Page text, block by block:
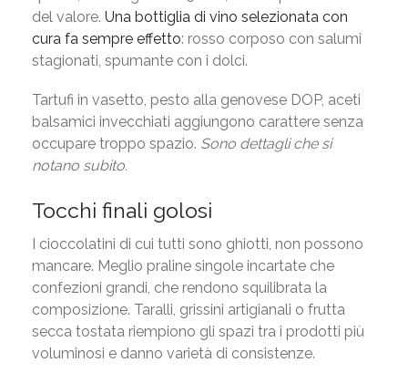
del valore.Una bottiglia di vino selezionata con
cura fa sempre effetto: rosso corposo con salumi
stagionati, spumante con i dolci.
Tartufi in vasetto, pesto alla genovese DOP, aceti
balsamici invecchiati aggiungono carattere senza
occupare troppo spazio. Sono dettagli che si
notano subito.
Tocchi finali golosi
I cioccolatini di cui tutti sono ghiotti, non possono
mancare. Meglio praline singole incartate che
confezioni grandi, che rendono squilibrata la
composizione. Taralli, grissini artigianali o frutta
secca tostata riempiono gli spazi tra i prodotti più
voluminosi e danno varietà di consistenze.